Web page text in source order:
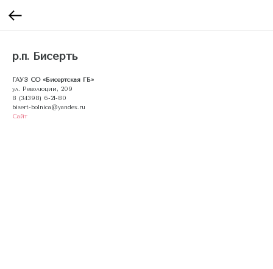
р.п. Бисерть
ГАУЗ СО «Бисертская ГБ»
ул. Революции, 209
8 (34398) 6-21-80
bisert-bolnica@yandex.ru
Сайт